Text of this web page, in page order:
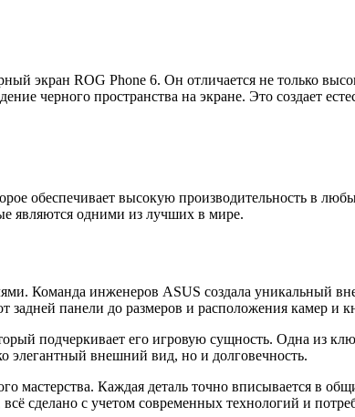
экран ROG Phone 6. Он отличается не только
черного пространства на экране. Это создает
обеспечивает высокую производительность в
являются одними из лучших в мире.
Команда инженеров ASUS создала уникальный
панели до размеров и расположения камер и
подчеркивает его игровую сущность. Одна из
элегантный внешний вид, но и долговечность.
мастерства. Каждая деталь точно вписывается в
сделано с учетом современных технологий и